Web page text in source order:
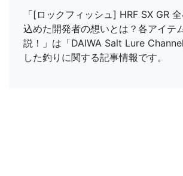
「[ロックフィッシュ] HRF SX GR
込めた開発者の想いとは？各アイテ
説！」は「DAIWA Salt Lure
した釣りに関する記事情報です。